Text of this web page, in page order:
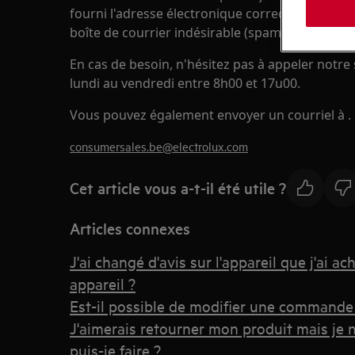
fourni l'adresse électronique correcte et que
boîte de courrier indésirable (spam).
En cas de besoin, n'hésitez pas à appeler
lundi au vendredi entre 8h00 et 17u00.
Vous pouvez également envoyer un courriel à .
consumersales.be@electrolux.com
Cet article vous a-t-il été utile ?
Articles connexes
J'ai changé d'avis sur l'appareil que j'ai
appareil ?
Est-il possible de modifier une
J'aimerais retourner mon produit mais je
puis-je faire ?